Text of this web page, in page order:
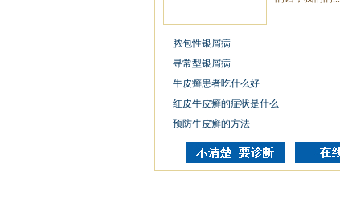
脓包性银屑病
寻常型银屑病
牛皮癣患者吃什么好
红皮牛皮癣的症状是什么
预防牛皮癣的方法